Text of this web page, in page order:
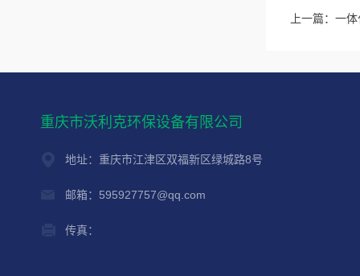
上一篇： 一体
重庆市沃利克环保设备有限公司
地址：重庆市江津区双福新区绿城路8号
邮箱：595927757@qq.com
传真：